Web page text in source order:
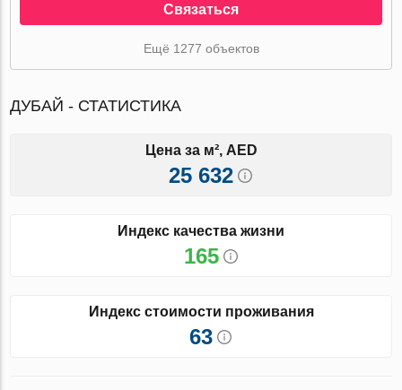
Связаться
Ещё 1277 объектов
ДУБАЙ - СТАТИСТИКА
Цена за м², AED
25 632
Индекс качества жизни
165
Индекс стоимости проживания
63